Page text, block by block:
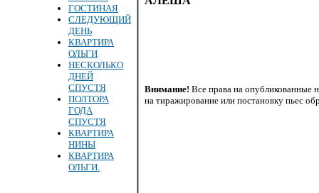
ГОСТИНАЯ
СЛЕДУЮЩИЙ
ДЕНЬ
КВАРТИРА
ОЛЬГИ
НЕСКОЛЬКО
ДНЕЙ
СПУСТЯ
ПОЛТОРА
ГОДА
СПУСТЯ
КВАРТИРА
НИНЫ
КВАРТИРА
ОЛЬГИ.
Внимание! Все права на опубликованные
на тиражирование или постановку пьес